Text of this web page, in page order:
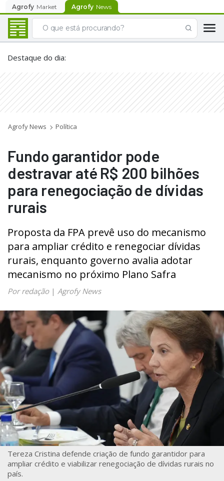
Agrofy Market Agrofy News
Destaque do dia:
Agrofy News Política
Fundo garantidor pode
destravar até R$ 200 bilhões
para renegociação de dívidas
rurais
Proposta da FPA prevê uso do mecanismo
para ampliar crédito e renegociar dívidas
rurais, enquanto governo avalia adotar
mecanismo no próximo Plano Safra
Por redação| Agrofy News
Tereza Cristina defende criação de fundo garantidor para
ampliar crédito e viabilizar renegociação de dívidas rurais no
país.